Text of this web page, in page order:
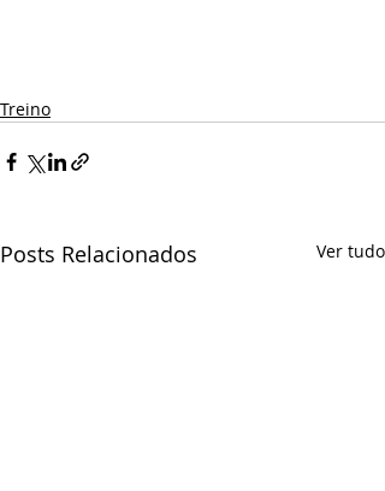
Treino
Posts Relacionados Ver tudo